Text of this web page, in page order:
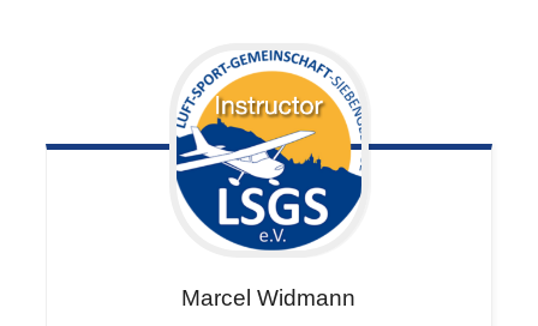
Marcel Widmann